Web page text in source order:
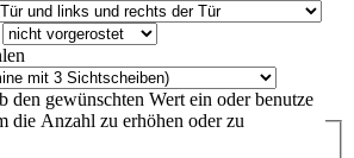
den gewünschten Wert ein oder benutze
die Anzahl zu erhöhen oder zu